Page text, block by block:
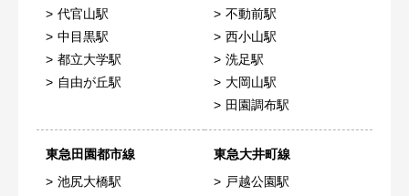
代官山駅
中目黒駅
都立大学駅
自由が丘駅
不動前駅
西小山駅
洗足駅
大岡山駅
田園調布駅
東急田園都市線
池尻大橋駅
東急大井町線
戸越公園駅